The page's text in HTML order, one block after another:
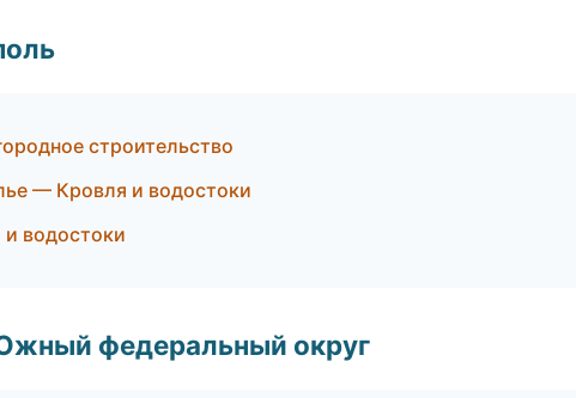
строительство
— Кровля и водостоки
водостоки
федеральный округ